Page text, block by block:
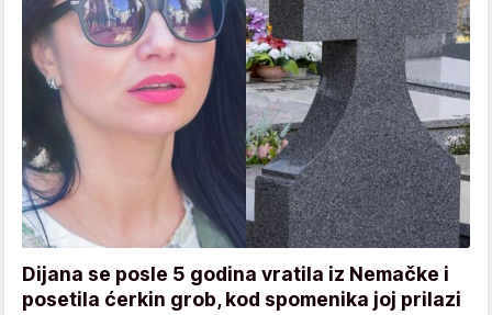
Dijana se posle 5 godina vratila iz Nemačke i
posetila ćerkin grob, kod spomenika joj prilazi